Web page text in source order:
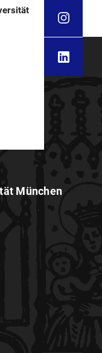
München